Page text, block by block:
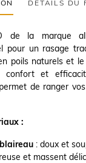
DÉTAILS DU
de la marque
pour un rasage
poils naturels et
confort et
de ranger
:
: doux et
et massent